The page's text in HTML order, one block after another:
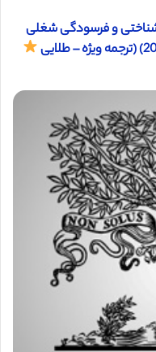
شناختی و فرسودگی شغلی